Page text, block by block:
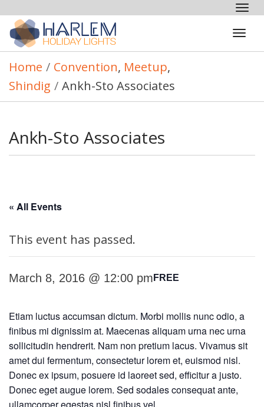
Home / Convention, Meetup,
Shindig / Ankh-Sto Associates
Ankh-Sto Associates
« All Events
This event has passed.
March 8, 2016 @ 12:00 pm FREE
Etiam luctus accumsan dictum. Morbi mollis nunc odio, a
finibus mi dignissim at. Maecenas aliquam urna nec urna
sollicitudin hendrerit. Nam non pretium lacus. Vivamus sit
amet dui fermentum, consectetur lorem et, euismod nisl.
Donec ex ipsum, posuere id laoreet sed, efficitur a justo.
Donec eget augue lorem. Sed sodales consequat ante,
ullamcorper egestas nisl finibus vel.